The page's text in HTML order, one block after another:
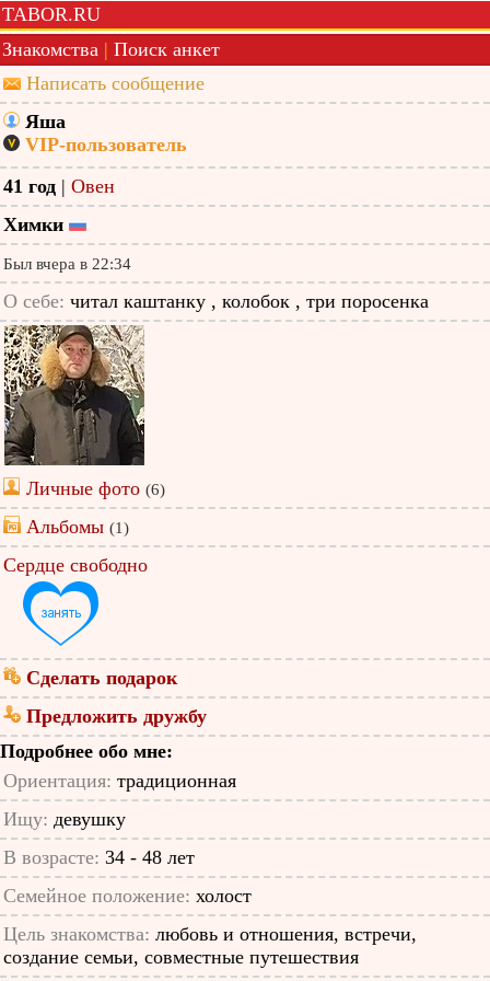
TABOR.RU
Знакомства | Поиск анкет
Написать сообщение
Яша
VIP-пользователь
41 год | Овен
Химки
Был вчера в 22:34
О себе: читал каштанку , колобок , три поросенка
Личные фото (6)
Альбомы (1)
Сердце свободно
Сделать подарок
Предложить дружбу
Подробнее обо мне:
Ориентация: традиционная
Ищу: девушку
В возрасте: 34 - 48 лет
Семейное положение: холост
Цель знакомства: любовь и отношения, встречи,
создание семьи, совместные путешествия